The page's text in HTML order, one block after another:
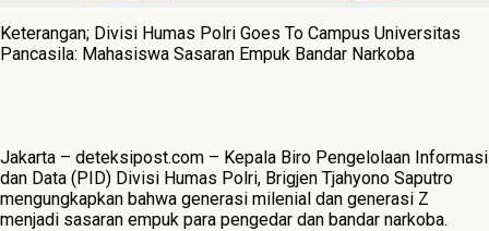
Keterangan; Divisi Humas Polri Goes To Campus Universitas
Pancasila: Mahasiswa Sasaran Empuk Bandar Narkoba
Jakarta – deteksipost.com – Kepala Biro Pengelolaan Informasi
dan Data (PID) Divisi Humas Polri, Brigjen Tjahyono Saputro
mengungkapkan bahwa generasi milenial dan generasi Z
menjadi sasaran empuk para pengedar dan bandar narkoba.